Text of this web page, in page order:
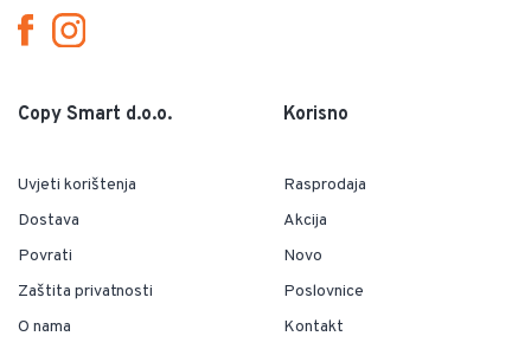
Copy Smart d.o.o.
Uvjeti korištenja
Dostava
Povrati
Zaštita privatnosti
O nama
Korisno
Rasprodaja
Akcija
Novo
Poslovnice
Kontakt